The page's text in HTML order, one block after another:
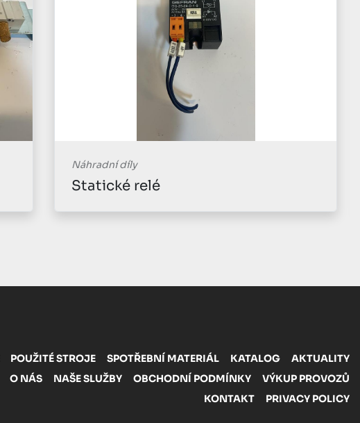
Náhradní díly
Statické relé
POUŽITÉ STROJE SPOTŘEBNÍ MATERIÁL KATALOG
AKTUALITY
O NÁS NAŠE SLUŽBY OBCHODNÍ PODMÍNKY
VÝKUP PROVOZŮ
KONTAKT
PRIVACY POLICY